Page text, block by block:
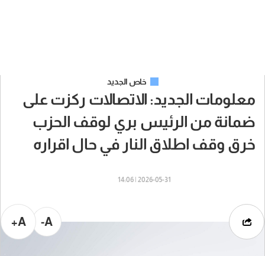
خاص الجديد
معلومات الجديد: الاتصالات ركزت على
ضمانة من الرئيس بري لوقف الحزب
خرق وقف اطلاق النار في حال اقراره
2026-05-31 | 14:06
A-
A+